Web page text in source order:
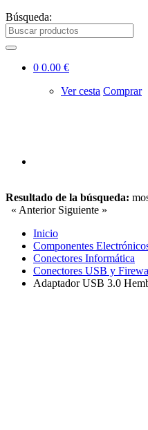
Búsqueda:
0 0.00 €
Ver cesta Comprar
Resultado de la búsqueda:
« Anterior Siguiente »
Inicio
Componentes
Conectores Informática
Conectores USB y
Adaptador USB 3.0